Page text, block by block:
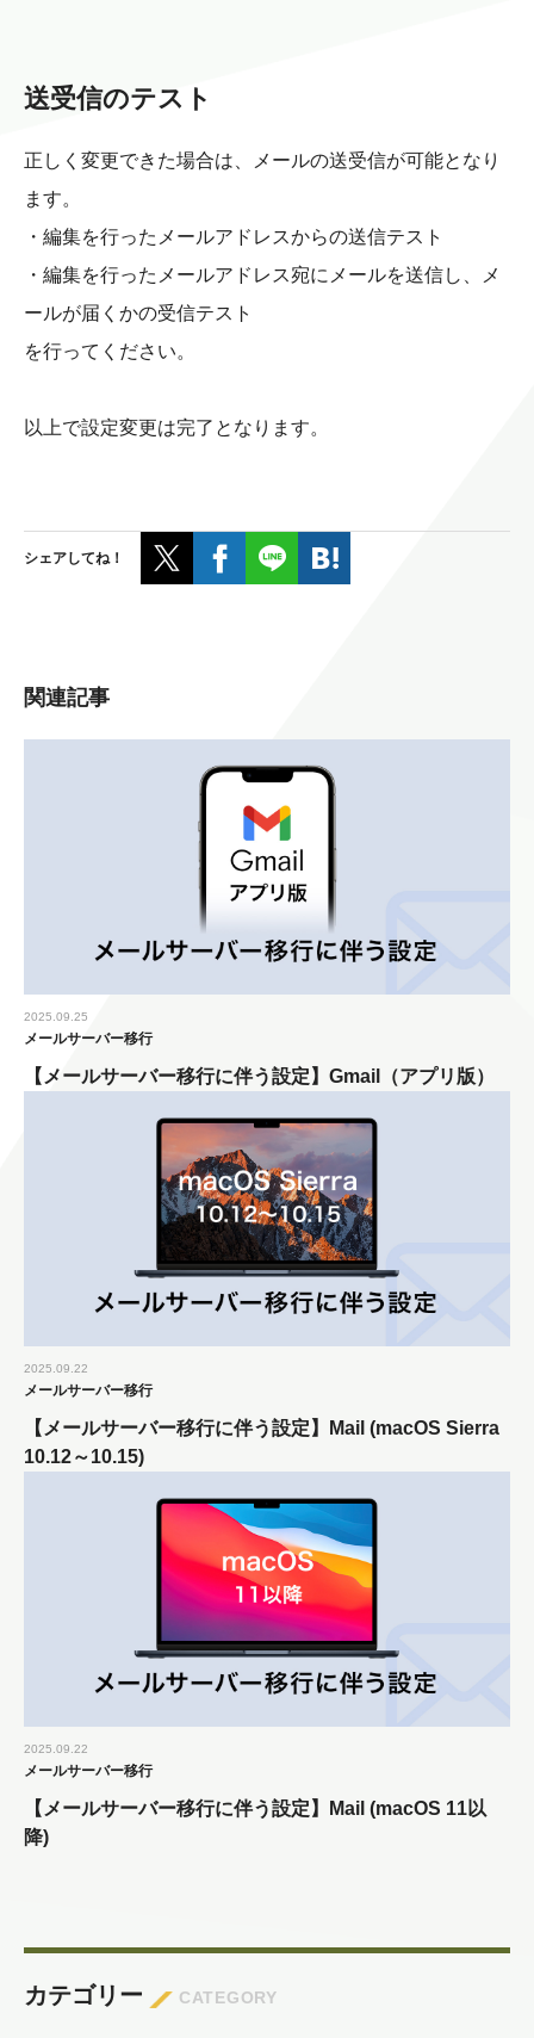
送受信のテスト
正しく変更できた場合は、メールの送受信が可能となり
ます。
・編集を行ったメールアドレスからの送信テスト
・編集を行ったメールアドレス宛にメールを送信し、メ
ールが届くかの受信テスト
を行ってください。
以上で設定変更は完了となります。
シェアしてね！
関連記事
2025.09.25
メールサーバー移行
【メールサーバー移行に伴う設定】Gmail（アプリ版）
2025.09.22
メールサーバー移行
【メールサーバー移行に伴う設定】Mail (macOS Sierra
10.12～10.15)
2025.09.22
メールサーバー移行
【メールサーバー移行に伴う設定】Mail (macOS 11以
降)
カテゴリー CATEGORY